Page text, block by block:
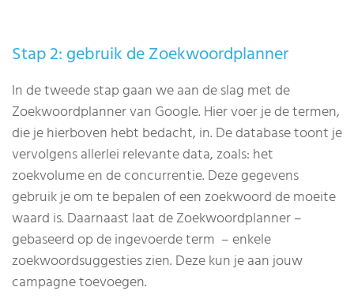
Stap 2: gebruik de Zoekwoordplanner
In de tweede stap gaan we aan de slag met de
Zoekwoordplanner van Google. Hier voer je de termen,
die je hierboven hebt bedacht, in. De database toont je
vervolgens allerlei relevante data, zoals: het
zoekvolume en de concurrentie. Deze gegevens
gebruik je om te bepalen of een zoekwoord de moeite
waard is. Daarnaast laat de Zoekwoordplanner –
gebaseerd op de ingevoerde term – enkele
zoekwoordsuggesties zien. Deze kun je aan jouw
campagne toevoegen.